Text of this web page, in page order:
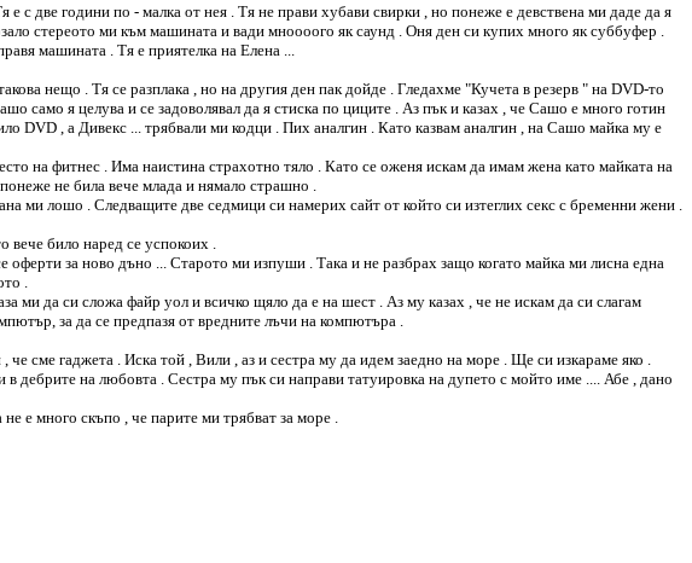
две години по - малка от нея . Тя не прави хубави свирки , но понеже е девствена ми даде да я
стереото ми към машината и вади мноооого як саунд . Оня ден си купих много як суббуфер .
машината . Тя е приятелка на Елена ...
нещо . Тя се разплака , но на другия ден пак дойде . Гледахме "Кучета в резерв " на DVD-то
я целува и се задоволявал да я стиска по циците . Аз пък и казах , че Сашо е много готин
DVD , a Дивекс ... трябвали ми кодци . Пих аналгин . Като казвам аналгин , на Сашо майка му е
на фитнес . Има наистина страхотно тяло . Като се оженя искам да имам жена като майката на
не била вече млада и нямало страшно .
ми лошо . Следващите две седмици си намерих сайт от който си изтеглих секс с бременни жени .
било наред се успокоих .
за ново дъно ... Старото ми изпуши . Така и не разбрах защо когато майка ми лисна една
.
да си сложа файр уол и всичко щяло да е на шест . Аз му казах , че не искам да си слагам
за да се предпазя от вредните лъчи на компютъра .
сме гаджета . Иска той , Вили , аз и сестра му да идем заедно на море . Ще си изкараме яко .
дебрите на любовта . Сестра му пък си направи татуировка на дупето с мойто име .... Абе , дано
е много скъпо , че парите ми трябват за море .